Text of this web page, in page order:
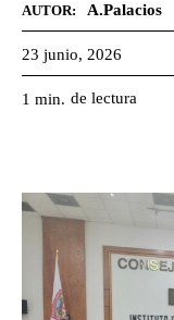
AUTOR: A.Palacios
23 junio, 2026
1 min. de lectura